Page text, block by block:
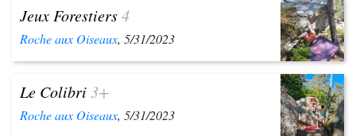
Jeux Forestiers4
Roche aux Oiseaux, 5/31/2023
Le Colibri3+
Roche aux Oiseaux, 5/31/2023